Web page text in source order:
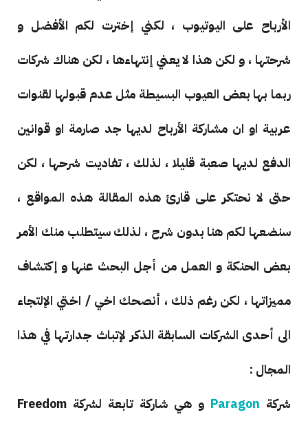
الأرباح على اليوتيوب ، لكني إخترت لكم الأفضل و
شرحتها ، و لكن هذا لا يعني إنتهاءها ، لكن هناك شركات
ربما بها بعض العيوب البسيطة مثل عدم قبولها لقنوات
عربية او ان مشاركة الأرباح لديها جد صارمة او قوانين
الدفع لديها صعبة قليلا ، لذلك ، تفاديت شرحها ، لكن
حتى لا نحتكر على قارئ هذه المقالة هذه المواقع ،
سنضعها لكم هنا بدون شرح ، لذلك سيتطلب منك الأمر
بعض الحنكة و العمل من أجل البحث عنها و إكتشاف
مميزاتها ، لكن رغم ذلك ، أنصحك اخي / اختي الإلتجاء
الى أحدى الشركات السابقة الذكر لإتباث جدارتها في هذا
المجال :
شركة Paragon
و هي شاركة تابعة لشركة Freedom